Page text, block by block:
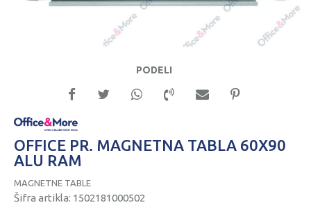
PODELI
OFFICE PR. MAGNETNA TABLA 60X90
ALU RAM
MAGNETNE TABLE
Šifra artikla: 1502181000502